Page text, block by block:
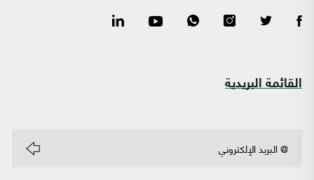
القائمة البريدية